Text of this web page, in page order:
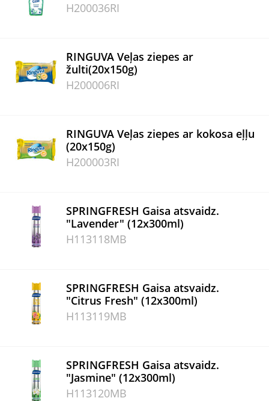
H200036RI
RINGUVA Veļas ziepes ar
žulti(20x150g)
H200006RI
RINGUVA Veļas ziepes ar kokosa eļļu
(20x150g)
H200003RI
SPRINGFRESH Gaisa atsvaidz.
"Lavender" (12x300ml)
H113118MB
SPRINGFRESH Gaisa atsvaidz.
"Citrus Fresh" (12x300ml)
H113119MB
SPRINGFRESH Gaisa atsvaidz.
"Jasmine" (12x300ml)
H113120MB